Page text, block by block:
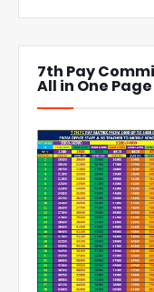
7th Pay
All in One